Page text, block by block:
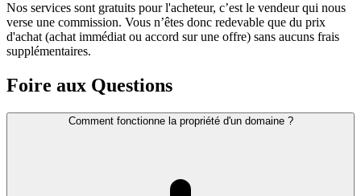
Nos services sont gratuits pour l'acheteur, c’est le vendeur qui nous
verse une commission. Vous n’êtes donc redevable que du prix
d'achat (achat immédiat ou accord sur une offre) sans aucuns frais
supplémentaires.
Foire aux Questions
Comment fonctionne la propriété d'un domaine ?